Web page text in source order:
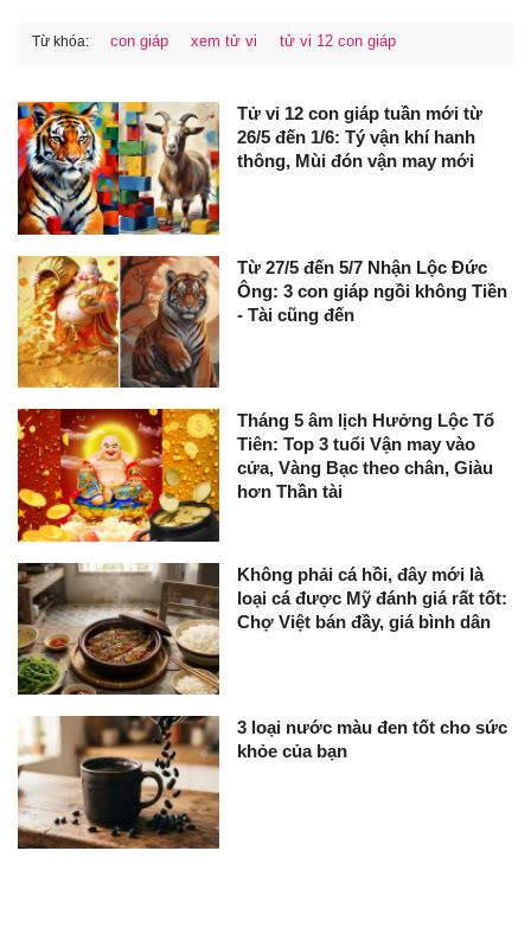
Từ khóa: con giáp xem tử vi tử vi 12 con giáp
Tử vi 12 con giáp tuần mới từ
26/5 đến 1/6: Tý vận khí hanh
thông, Mùi đón vận may mới
Từ 27/5 đến 5/7 Nhận Lộc Đức
Ông: 3 con giáp ngồi không Tiền
- Tài cũng đến
Tháng 5 âm lịch Hưởng Lộc Tổ
Tiên: Top 3 tuổi Vận may vào
cửa, Vàng Bạc theo chân, Giàu
hơn Thần tài
Không phải cá hồi, đây mới là
loại cá được Mỹ đánh giá rất tốt:
Chợ Việt bán đầy, giá bình dân
3 loại nước màu đen tốt cho sức
khỏe của bạn